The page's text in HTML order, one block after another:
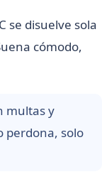
se disuelve sola
cómodo,
multas y
perdona, solo